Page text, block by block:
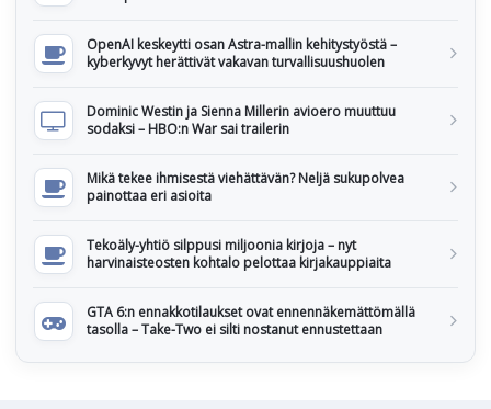
OpenAI keskeytti osan Astra-mallin kehitystyöstä –
kyberkyvyt herättivät vakavan turvallisuushuolen
Dominic Westin ja Sienna Millerin avioero muuttuu
sodaksi – HBO:n War sai trailerin
Mikä tekee ihmisestä viehättävän? Neljä sukupolvea
painottaa eri asioita
Tekoäly-yhtiö silppusi miljoonia kirjoja – nyt
harvinaisteosten kohtalo pelottaa kirjakauppiaita
GTA 6:n ennakkotilaukset ovat ennennäkemättömällä
tasolla – Take-Two ei silti nostanut ennustettaan